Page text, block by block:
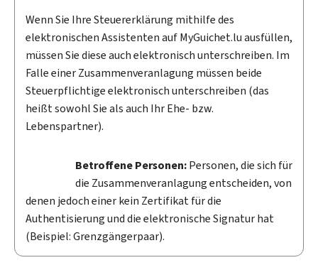
Wenn Sie Ihre Steuererklärung mithilfe des
elektronischen Assistenten aufMyGuichet.lu ausfüllen,
müssen Sie diese auch elektronisch unterschreiben. Im
Falle einer Zusammenveranlagung müssen beide
Steuerpflichtige elektronisch unterschreiben (das
heißt sowohl Sie als auch Ihr Ehe- bzw.
Lebenspartner).
Betroffene Personen:Personen, die sich für
die Zusammenveranlagung entscheiden, von
denen jedoch einer kein Zertifikat für die
Authentisierung und die elektronische Signatur hat
(Beispiel: Grenzgängerpaar).